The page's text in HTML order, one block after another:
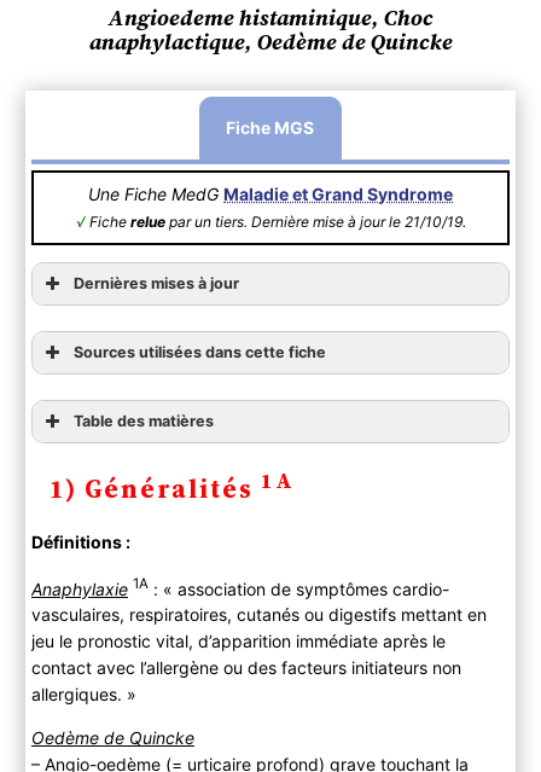
Angioedeme histaminique, Choc
anaphylactique, Oedème de Quincke
Fiche MGS
Une Fiche MedG Maladie et Grand Syndrome
√Fiche reluepar un tiers. Dernière mise à jour le 21/10/19.
Dernières mises à jour
Sources utilisées dans cette fiche
Table des matières
2) Diagnostic
Anamnèse
Signes clinique
Classification
B) Paraclinique
C) Différentiel
3) Evolution
A ) Bilan
1) Généralités 1A
Définitions :
Anaphylaxie 1A: « association de symptômes cardio-
vasculaires, respiratoires, cutanés ou digestifs mettant en
jeu le pronostic vital, d’apparition immédiate après le
contact avec l’allergène ou des facteurs initiateurs non
allergiques. »
Oedème de Quincke
– Angio-oedème (= urticaire profond) grave touchant la